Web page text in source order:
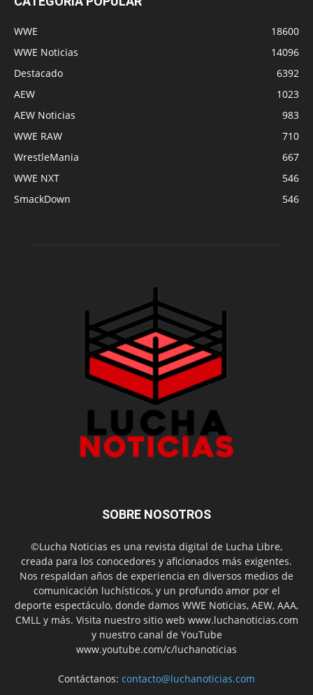
WWE
18600
WWE Noticias
14096
Destacado
6392
AEW
1023
AEW Noticias
983
WWE RAW
710
WrestleMania
667
WWE NXT
546
SmackDown
546
SOBRE NOSOTROS
©Lucha Noticias es una revista digital de Lucha Libre,
creada para los conocedores y aficionados más exigentes.
Nos respaldan años de experiencia en diversos medios de
comunicación luchísticos, y un profundo amor por el
deporte espectáculo, donde damos WWE Noticias, AEW, AAA,
CMLL y más. Visita nuestro sitio web www.luchanoticias.com
y nuestro canal de YouTube
www.youtube.com/c/luchanoticias
Contáctanos: contacto@luchanoticias.com